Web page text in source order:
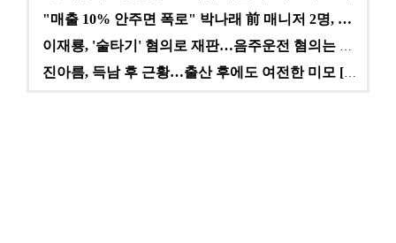
'선업튀' 서혜원, 결혼 4개월 만에 임신 경사 "행복…
"매출 10% 안주면 폭로" 박나래 前 매니저 2명, …
이재룡, '술타기' 혐의로 재판…음주운전 혐의는 미적용…
진아름, 득남 후 근황…출산 후에도 여전한 미모 [스타…